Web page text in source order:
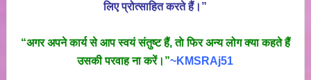
लिए प्रोत्साहित करते हैं।”
“अगर अपने कार्य से आप स्वयं संतुष्ट हैं, ताे फिर अन्य लोग क्या कहते हैं
उसकी परवाह ना करें।”~KMSRAj51